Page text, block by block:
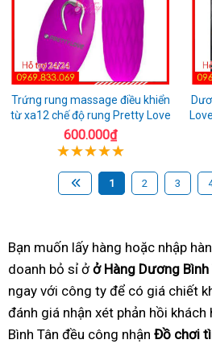
Trứng rung massage điều khiển
từ xa12 chế độ rung Pretty Love
600.000₫
1 2 3
Bạn muốn lấy hàng hoặc nhập
doanh bỏ sỉ ở ở Hàng Dương Bình
ngay với công ty để có giá chiết
đánh giá nhận xét phản hồi
Bình Tân đều công nhận Đồ chơi